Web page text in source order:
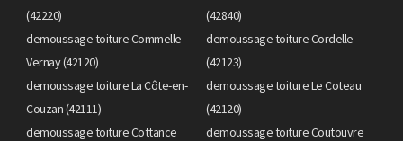
(42220)
(42840)
demoussage toiture Commelle-
Vernay (42120)
demoussage toiture Cordelle
(42123)
demoussage toiture La Côte-en-
Couzan (42111)
demoussage toiture Le Coteau
(42120)
demoussage toiture Cottance
demoussage toiture Coutouvre